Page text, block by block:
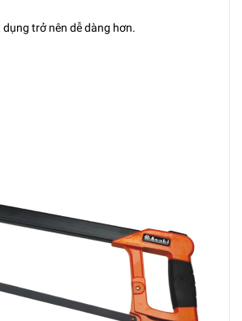
trở nên dễ dàng hơn.